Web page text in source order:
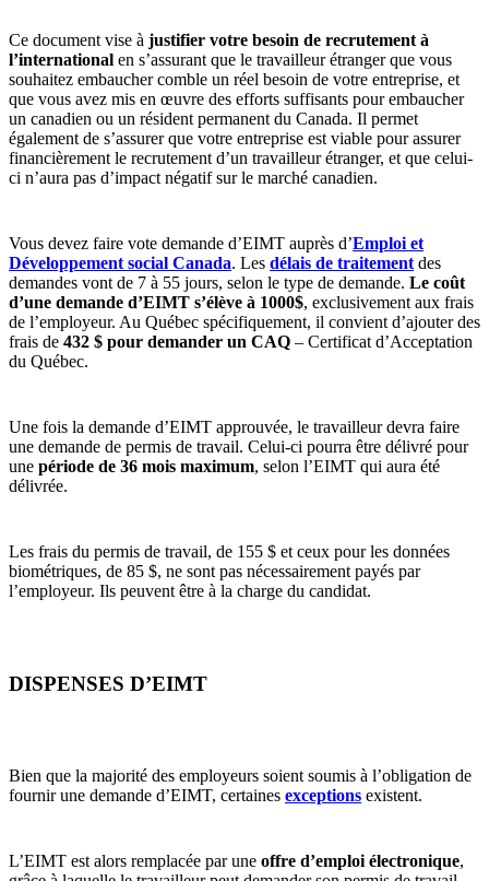
Ce document vise à justifier votre besoin de recrutement à
l’international en s’assurant que le travailleur étranger que vous
souhaitez embaucher comble un réel besoin de votre entreprise, et
que vous avez mis en œuvre des efforts suffisants pour embaucher
un canadien ou un résident permanent du Canada. Il permet
également de s’assurer que votre entreprise est viable pour assurer
financièrement le recrutement d’un travailleur étranger, et que celui-
ci n’aura pas d’impact négatif sur le marché canadien.
Vous devez faire vote demande d’EIMT auprès d’Emploi et
Développement social Canada. Les délais de traitement des
demandes vont de 7 à 55 jours, selon le type de demande. Le coût
d’une demande d’EIMT s’élève à 1000$, exclusivement aux frais
de l’employeur. Au Québec spécifiquement, il convient d’ajouter des
frais de 432 $ pour demander un CAQ – Certificat d’Acceptation
du Québec.
Une fois la demande d’EIMT approuvée, le travailleur devra faire
une demande de permis de travail. Celui-ci pourra être délivré pour
une période de 36 mois maximum, selon l’EIMT qui aura été
délivrée.
Les frais du permis de travail, de 155 $ et ceux pour les données
biométriques, de 85 $, ne sont pas nécessairement payés par
l’employeur. Ils peuvent être à la charge du candidat.
DISPENSES D’EIMT
Bien que la majorité des employeurs soient soumis à l’obligation de
fournir une demande d’EIMT, certaines exceptions existent.
L’EIMT est alors remplacée par une offre d’emploi électronique,